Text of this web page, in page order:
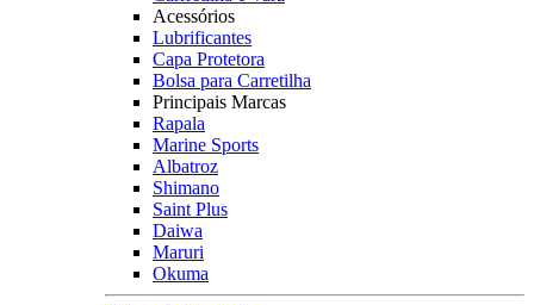
Acessórios
Lubrificantes
Capa Protetora
Bolsa para Carretilha
Principais Marcas
Rapala
Marine Sports
Albatroz
Shimano
Saint Plus
Daiwa
Maruri
Okuma